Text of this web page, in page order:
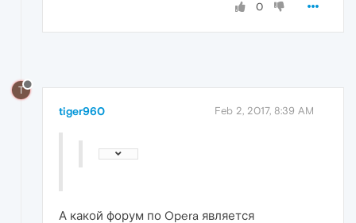
0
T
tiger960 Feb 2, 2017, 8:39 AM
А какой форум по Opera является